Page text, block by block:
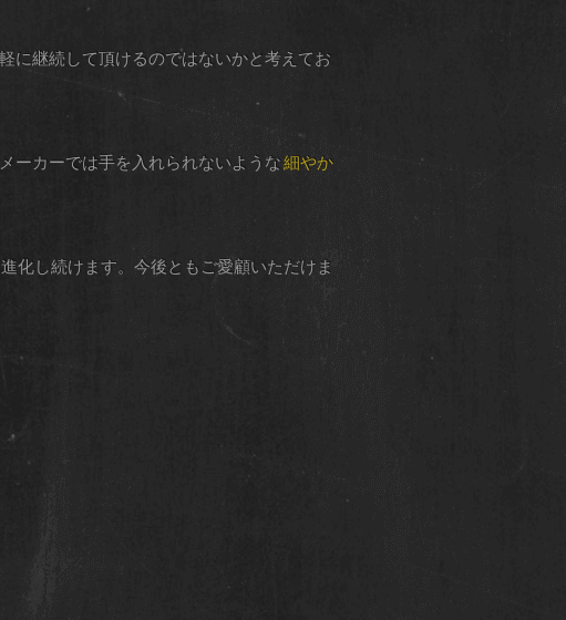
に継続して頂けるのではないかと考えてお
ーカーでは手を入れられないような細やか
化し続けます。今後ともご愛顧いただけま